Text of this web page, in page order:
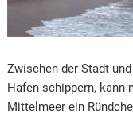
Zwischen der Stadt
Hafen schippern, kann
Mittelmeer ein